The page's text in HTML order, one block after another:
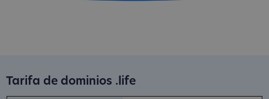
Tarifa de dominios .life